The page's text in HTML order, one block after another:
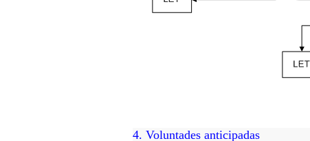
4. Voluntades anticipadas